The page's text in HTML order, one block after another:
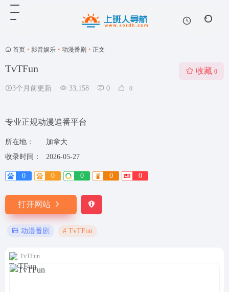
首页 • 影音娱乐 • 动漫番剧 • 正文
TvTFun
3个月前更新 33,158 0 0
收藏 0
专业正规动漫追番平台
所在地：
加拿大
收录时间：
2026-05-27
0 0 0 0 0
打开网站
动漫番剧 # TvTFun
TvTFun